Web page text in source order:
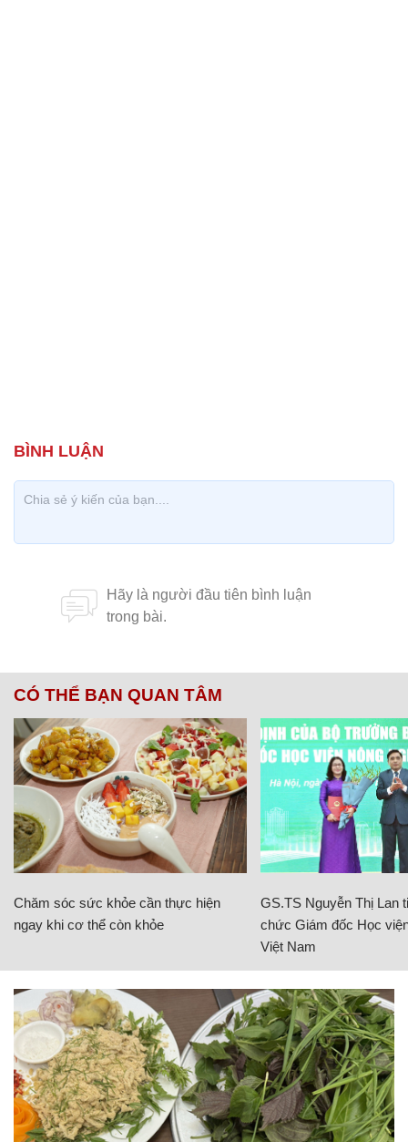
CÓ THỂ BẠN QUAN TÂM
Chăm sóc sức khỏe cần thực hiện
ngay khi cơ thể còn khỏe
GS.TS Nguyễn Thị Lan
chức Giám đốc Học
Việt Nam